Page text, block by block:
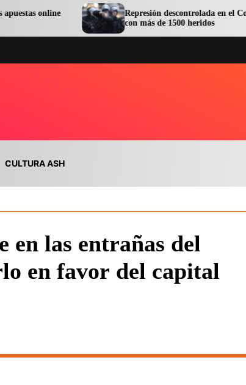
Represión descontrolada en el Congreso terminó
con más de 1500 heridos
CULTURA ASH
en las entrañas del
en favor del capital